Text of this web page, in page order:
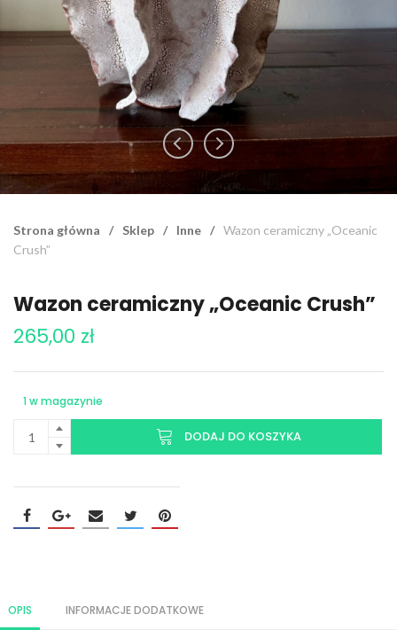
Strona główna / Sklep / Inne / Wazon ceramiczny „Oceanic
Crush”
Wazon ceramiczny „Oceanic Crush”
265,00 zł
1 w magazynie
DODAJ DO KOSZYKA
OPIS INFORMACJE DODATKOWE